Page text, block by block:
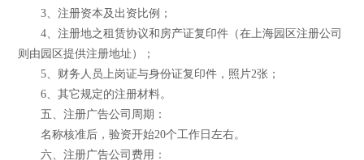
3、注册资本及出资比例；
4、注册地之租赁协议和房产证复印件（在上海园区注册公司
则由园区提供注册地址）；
5、财务人员上岗证与身份证复印件，照片2张；
6、其它规定的注册材料。
五、注册广告公司周期：
名称核准后，验资开始20个工作日左右。
六、注册广告公司费用：